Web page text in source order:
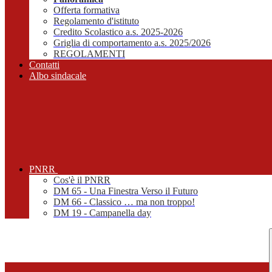
Offerta formativa
Regolamento d'istituto
Credito Scolastico a.s. 2025-2026
Griglia di comportamento a.s. 2025/2026
REGOLAMENTI
Contatti
Albo sindacale
PNRR
Cos'è il PNRR
DM 65 - Una Finestra Verso il Futuro
DM 66 - Classico … ma non troppo!
DM 19 - Campanella day